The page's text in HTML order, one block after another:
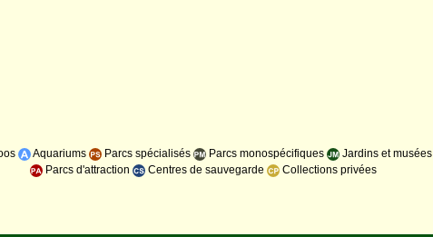
Aquariums Parcs spécialisés Parcs monospécifiques
Jardins et musées
Parcs d'attraction
Centres de sauvegarde Collections privées